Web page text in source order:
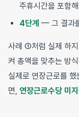
주휴시간을 포함해
4단계 — 그 결과
사례 ①처럼 실제 하지
켜 총액을 맞추는 방
실제로 연장근로를
면, 연장근로수당 미